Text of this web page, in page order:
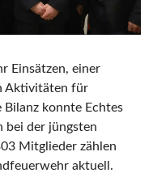
Einsätzen, einer
Aktivitäten für
Bilanz konnte Echtes
bei der jüngsten
Mitglieder zählen
aktuell.